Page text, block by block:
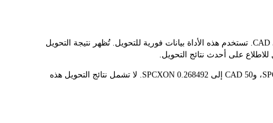
يوفر مُحوّل LBank سعر الصرف الفوري لـ SPCXON وCAD، مما يُسهّل عليك تحويل SPACEX (ONDO TOKENIZED STOCK)(SPCXON) إلى CAD. تستخدم هذه الأداة بيانات فورية للتحويل. تُظهر نتيجة التحويل
قيمة 1 SPCXON حاليًا هي C$186.23، مما يعني أن شراء 5 SPCXON سيكلفك C$931.13. وبالمثل، يمكن تحويل 1 CAD إلى 0.00536984 SPCXON، و50 CAD إلى 0.268492 SPCXON. لا تشمل نتائج التحويل هذه